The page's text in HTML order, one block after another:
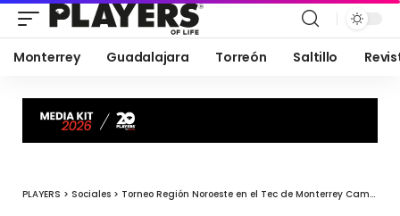
Monterrey Guadalajara Torreón Saltillo
PLAYERS > Sociales > Torneo Región Noroeste en el Tec de Monterrey Campus Laguna